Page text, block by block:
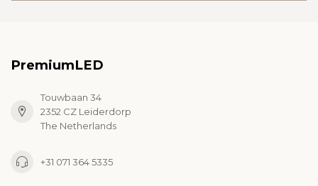
PremiumLED
Touwbaan 34
2352 CZ Leiderdorp
The Netherlands
+31 071 364 5335